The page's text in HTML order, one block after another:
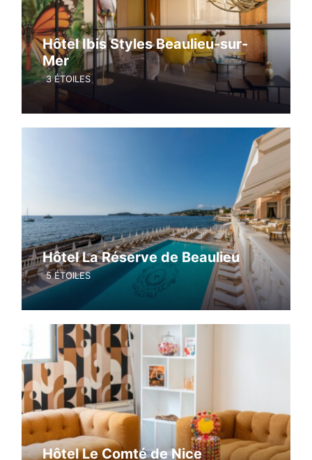
Hôtel Ibis Styles Beaulieu-sur-
Mer
3 ÉTOILES
Hôtel La Réserve de Beaulieu
5 ÉTOILES
Hôtel Le Comté de Nice